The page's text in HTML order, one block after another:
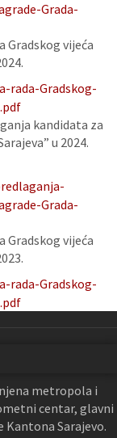
Grada-
Gradskog vijeća
rada-Gradskog-
kandidata za
u 2024.
Grada-
Gradskog vijeća
rada-Gradskog-
metropola i
centar, glavni
Kantona Sarajevo.